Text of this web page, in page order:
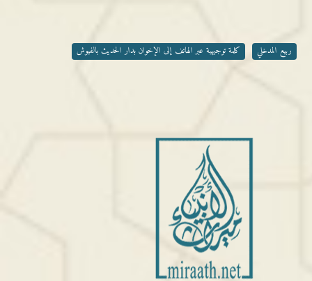
ربيع المدخلي كلمة توجيهية عبر الهاتف إلى الإخوان بدار الحديث بالفيوش